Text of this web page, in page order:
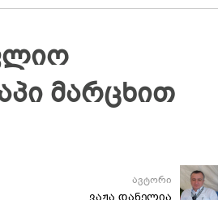
მარცხით
ავტორი